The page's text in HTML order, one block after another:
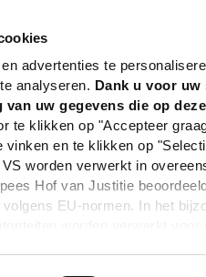
advertenties te
analyseren. Dank u voor uw
uw gegevens die op
te klikken op "Accepteer
vinken en te klikken op
worden verwerkt in
Hof van Justitie
EU-normen. In het